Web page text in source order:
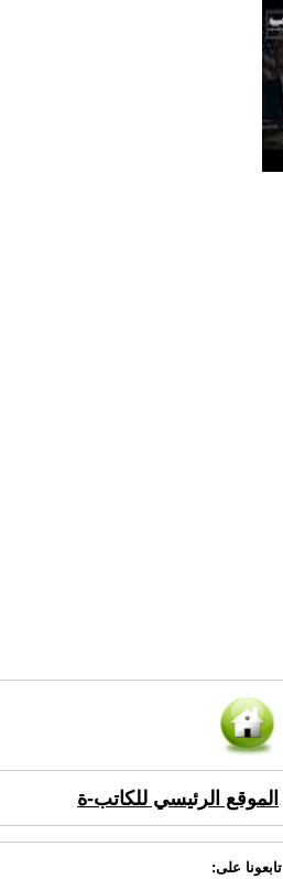
الموقع الرئيسي للكاتب-ة
تابعونا على: